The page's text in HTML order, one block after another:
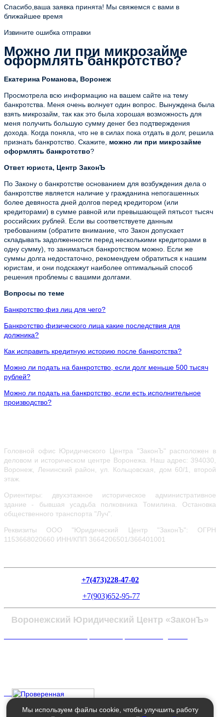
Спасибо,ваша заявка принята! Мы свяжемся с вами в
ближайшее время
Извините ошибка отправки
Можно ли при микрозайме
оформлять банкротство?
Екатерина Романова, Воронеж
Просмотрела всю информацию на вашем сайте на тему
банкротства. Меня очень волнует один вопрос. Вынуждена была
взять микрозайм, так как это была хорошая возможность для
меня получить большую сумму денег без подтверждения
дохода. Когда поняла, что не в силах пока отдать в долг, решила
признать банкротство. Скажите, можно ли при микрозайме
оформлять банкротство?
Ответ юриста, Центр ЗаконЪ
По Закону о банкротстве основанием для возбуждения дела о
банкротстве является наличие у гражданина непогашенных
более девяноста дней долгов перед кредитором (или
кредиторами) в сумме равной или превышающей пятьсот тысяч
российских рублей. Если вы соответствуете данным
требованиям (обратите внимание, что Закон допускает
складывать задолженности перед несколькими кредиторами в
одну сумму), то заниматься банкротством можно. Если же
суммы долга недостаточно, рекомендуем обратиться к нашим
юристам, и они подскажут наиболее оптимальный способ
решения проблемы с вашими долгами.
Вопросы по теме
Банкротство физ лиц для чего?
Банкротство физического лица какие последствия для
должника?
Как исправить кредитную историю после банкротства?
Можно ли подать на банкротство, если долг меньше 500 тысяч
рублей?
Можно ли подать на банкротство, если есть исполнительное
производство?
Головной офис Юридического Центра "ЗаконЪ" расположен в
деловом и историческом центре Воронежа. Наш адрес: 394030,
Воронеж, Ленинский район, ул.
Кольцовская, дом 60/1, второй
этаж.
Ориентиры: двухэтажное историческое административное
здание - бывшая усадьба полковника Томилина. Остановка
общественного транспорта "Луч".
Реквизиты ООО "Юридический Центр "ЗаконЪ": ОГРН
1153668020660 ИНН/КПП 3664206501/366401001
+7(473)228-47-02
+7(903)652-95-77
Воронежский Юридический Центр «ЗаконЪ»
Мы используем файлы cookie, чтобы улучшить работу